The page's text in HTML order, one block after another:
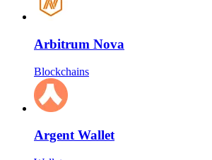
Arbitrum Nova
Blockchains
Argent Wallet